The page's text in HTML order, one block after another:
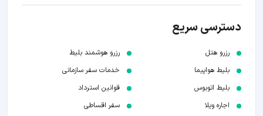
دسترسی سریع
رزرو هتل
بلیط هواپیما
بلیط اتوبوس
اجاره ویلا
رزرو هوشمند بلیط
خدمات سفر سازمانی
قوانین استرداد
سفر اقساطی